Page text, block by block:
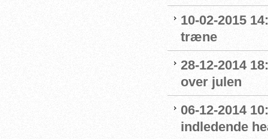
10-02-2015
træne
28-12-2014
over julen
06-12-2014
indledende